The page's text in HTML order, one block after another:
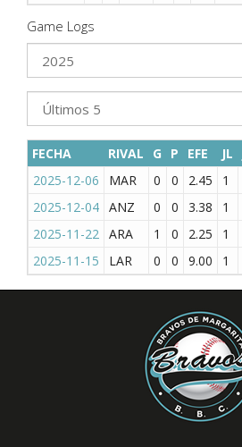
Game Logs
FECHA RIVAL G P EFE JL
2025-12-06
MAR 0 0 2.45 1
2025-12-04 ANZ 0 0 3.38 1
2025-11-22 ARA 1 0 2.25 1
2025-11-15
LAR 0 0 9.00 1